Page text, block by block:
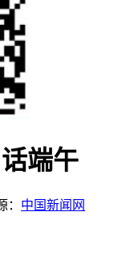
端午
中国新闻网